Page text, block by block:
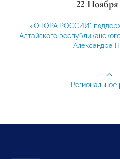
22 Ноября
«ОПОРА РОССИИ"
Алтайского
Александра
Региональное